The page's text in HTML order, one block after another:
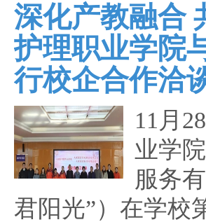
深化产教融合
护理职业学院
行校企合作洽
11月
业学
服务
君阳光”）在学校